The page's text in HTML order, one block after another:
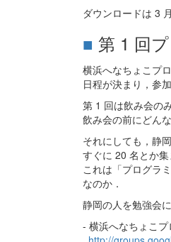
ダウンロードは 3
■ 第 1 回
横浜へなちょこプ
日程が決まり，参
第 1 回は飲み会の
飲み会の前にどん
それにしても，静
すぐに 20 名とか集
これは「プログラ
なのか．
静岡の人を勉強会
- 横浜へなちょこ